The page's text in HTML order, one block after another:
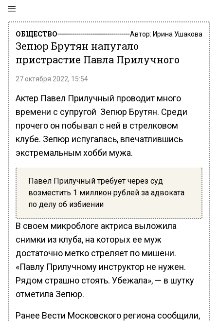
ОБЩЕСТВО Автор: Ирина Ушакова
Зепюр Брутян напугало
пристрастие Павла Прилучного
27 октября 2022, 15:54
Актер Павел Прилучный проводит много
времени с супругой Зепюр Брутян. Среди
прочего он побывал с ней в стрелковом
клубе. Зепюр испугалась, впечатлившись
экстремальным хобби мужа.
Павел Прилучный требует через суд
возместить 1 миллион рублей за адвоката
по делу об избиении
В своем микроблоге актриса выложила
снимки из клуба, на которых ее муж
достаточно метко стреляет по мишени.
«Павлу Прилучному инструктор не нужен.
Рядом страшно стоять. Убежала», — в шутку
отметила Зепюр.
Ранее Вести Московского региона сообщили,